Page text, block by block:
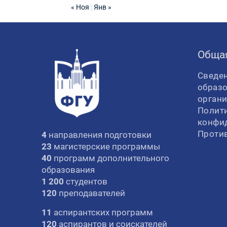
« Ноя Янв »
4 направления подготовки
23 магистерские программы
40 программ дополнительного
образования
1 200 студентов
120 преподавателей
11 аспирантских программ
120 аспирантов и соискателей